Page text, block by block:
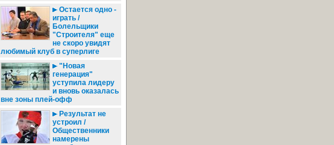
Остается одно -
играть /
Болельщики
"Строителя" еще
не скоро увидят
любимый клуб в суперлиге
"Новая
генерация"
уступила лидеру
и вновь оказалась
вне зоны плей-офф
Результат не
устроил /
Общественники
намерены